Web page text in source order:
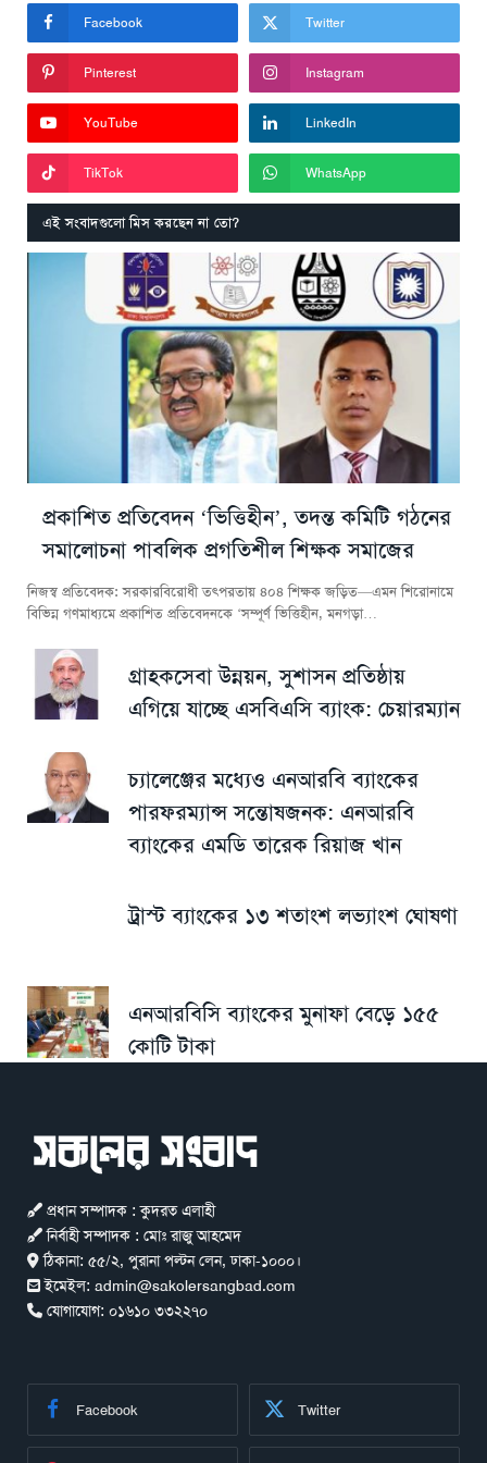
Facebook Twitter
Pinterest Instagram
YouTube LinkedIn
TikTok WhatsApp
এই সংবাদগুলো মিস করছেন না তো?
প্রকাশিত প্রতিবেদন ‘ভিত্তিহীন’, তদন্ত কমিটি গঠনের
সমালোচনা পাবলিক প্রগতিশীল শিক্ষক সমাজের
নিজস্ব প্রতিবেদক: সরকারবিরোধী তৎপরতায় ৪০৪ শিক্ষক জড়িত—এমন শিরোনামে
বিভিন্ন গণমাধ্যমে প্রকাশিত প্রতিবেদনকে ‘সম্পূর্ণ ভিত্তিহীন, মনগড়া…
গ্রাহকসেবা উন্নয়ন, সুশাসন প্রতিষ্ঠায়
এগিয়ে যাচ্ছে এসবিএসি ব্যাংক: চেয়ারম্যান
চ্যালেঞ্জের মধ্যেও এনআরবি ব্যাংকের
পারফরম্যান্স সন্তোষজনক: এনআরবি
ব্যাংকের এমডি তারেক রিয়াজ খান
ট্রাস্ট ব্যাংকের ১৩ শতাংশ লভ্যাংশ ঘোষণা
এনআরবিসি ব্যাংকের মুনাফা বেড়ে ১৫৫
কোটি টাকা
প্রধান সম্পাদক : কুদরত এলাহী
নির্বাহী সম্পাদক : মোঃ রাজু আহমেদ
ঠিকানা: ৫৫/২, পুরানা পল্টন লেন, ঢাকা-১০০০।
ইমেইল: admin@sakolersangbad.com
যোগাযোগ: ০১৬১০ ৩৩২২৭০
Facebook Twitter